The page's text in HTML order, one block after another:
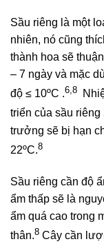
Sầu riêng là một
nhiên, nó cũng
thành hoa sẽ
– 7 ngày và mặc
độ ≤ 10ºC .6,8
triển của sầu riêng
trưởng sẽ bị hạn
22ºC.8
Sầu riêng cần độ
ẩm thấp sẽ là
ẩm quá cao trong
thân.8 Cây cần